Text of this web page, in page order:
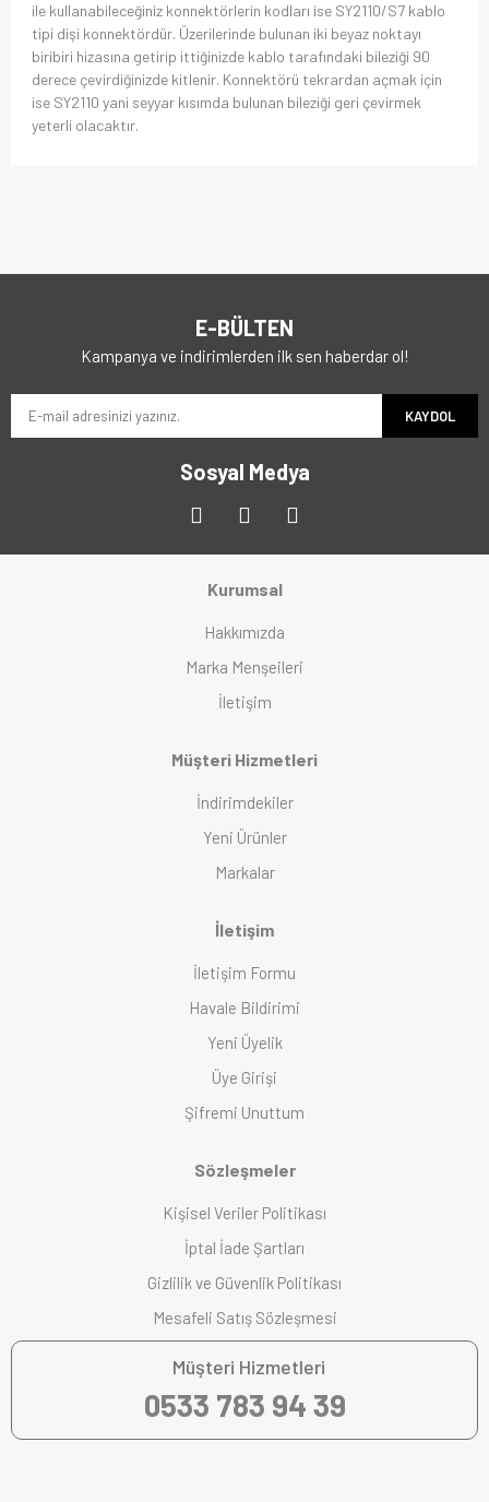
ile kullanabileceğiniz konnektörlerin kodları ise SY2110/S7 kablo
tipi dişi konnektördür. Üzerilerinde bulunan iki beyaz noktayı
biribiri hizasına getirip ittiğinizde kablo tarafındaki bileziği 90
derece çevirdiğinizde kitlenir. Konnektörü tekrardan açmak için
ise SY2110 yani seyyar kısımda bulunan bileziği geri çevirmek
yeterli olacaktır.
E-BÜLTEN
Kampanya ve indirimlerden ilk sen haberdar ol!
KAYDOL
Sosyal Medya
Kurumsal
Hakkımızda
Marka Menşeileri
İletişim
Müşteri Hizmetleri
İndirimdekiler
Yeni Ürünler
Markalar
İletişim
İletişim Formu
Havale Bildirimi
Yeni Üyelik
Üye Girişi
Şifremi Unuttum
Sözleşmeler
Kişisel Veriler Politikası
İptal İade Şartları
Gizlilik ve Güvenlik Politikası
Mesafeli Satış Sözleşmesi
Müşteri Hizmetleri
0533 783 94 39